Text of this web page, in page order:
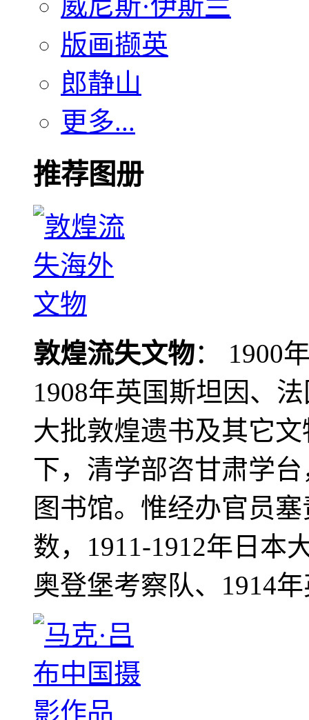
版画撷英
郎静山
更多...
推荐图册
敦煌流失文物： 1900
1908年英国斯坦因、
大批敦煌遗书及其它
下，清学部咨甘肃学
图书馆。惟经办官员
数，1911-1912年日本
奥登堡考察队、1914